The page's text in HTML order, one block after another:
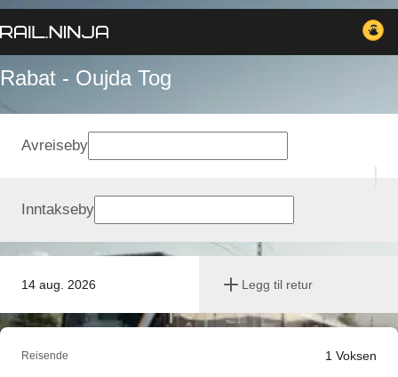
Rabat - Oujda Tog
14 aug. 2026 Legg til retur
Avreiseby
Inntakseby
Reisende 1 Voksen